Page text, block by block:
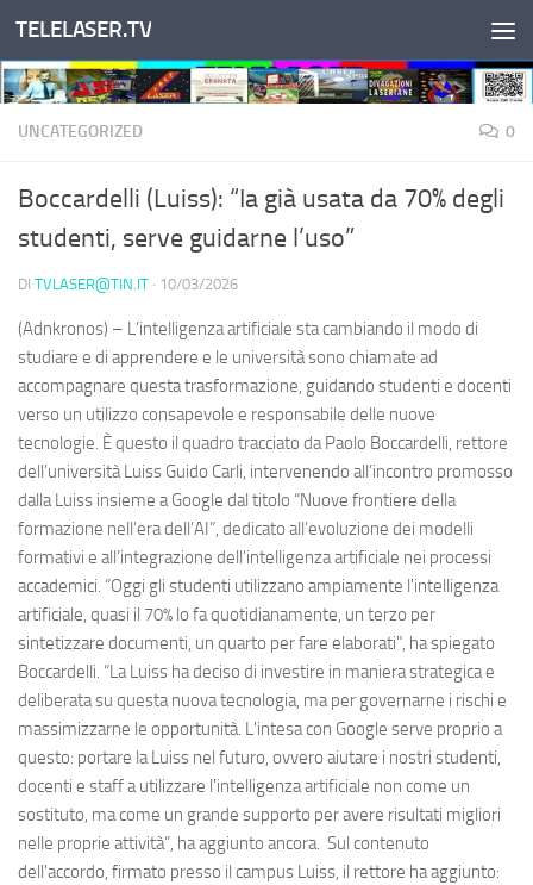
Salta al contenuto
TELELASER.TV
UNCATEGORIZED 0
Boccardelli (Luiss): “Ia già usata da 70% degli
studenti, serve guidarne l’uso”
DI TVLASER@TIN.IT · 10/03/2026
(Adnkronos) – L’intelligenza artificiale sta cambiando il modo di
studiare e di apprendere e le università sono chiamate ad
accompagnare questa trasformazione, guidando studenti e docenti
verso un utilizzo consapevole e responsabile delle nuove
tecnologie. È questo il quadro tracciato da Paolo Boccardelli, rettore
dell’università Luiss Guido Carli, intervenendo all’incontro promosso
dalla Luiss insieme a Google dal titolo “Nuove frontiere della
formazione nell’era dell’AI”, dedicato all’evoluzione dei modelli
formativi e all’integrazione dell’intelligenza artificiale nei processi
accademici. “Oggi gli studenti utilizzano ampiamente l'intelligenza
artificiale, quasi il 70% lo fa quotidianamente, un terzo per
sintetizzare documenti, un quarto per fare elaborati", ha spiegato
Boccardelli. “La Luiss ha deciso di investire in maniera strategica e
deliberata su questa nuova tecnologia, ma per governarne i rischi e
massimizzarne le opportunità. L'intesa con Google serve proprio a
questo: portare la Luiss nel futuro, ovvero aiutare i nostri studenti,
docenti e staff a utilizzare l'intelligenza artificiale non come un
sostituto, ma come un grande supporto per avere risultati migliori
nelle proprie attività”, ha aggiunto ancora. Sul contenuto
dell'accordo, firmato presso il campus Luiss, il rettore ha aggiunto: